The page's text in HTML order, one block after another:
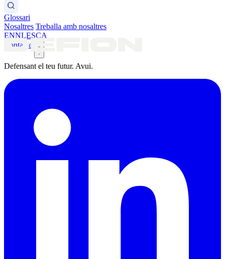
Glossari
Nosaltres Treballa amb nosaltres
ENNLESCA
Contacte
Defensant el teu futur. Avui.